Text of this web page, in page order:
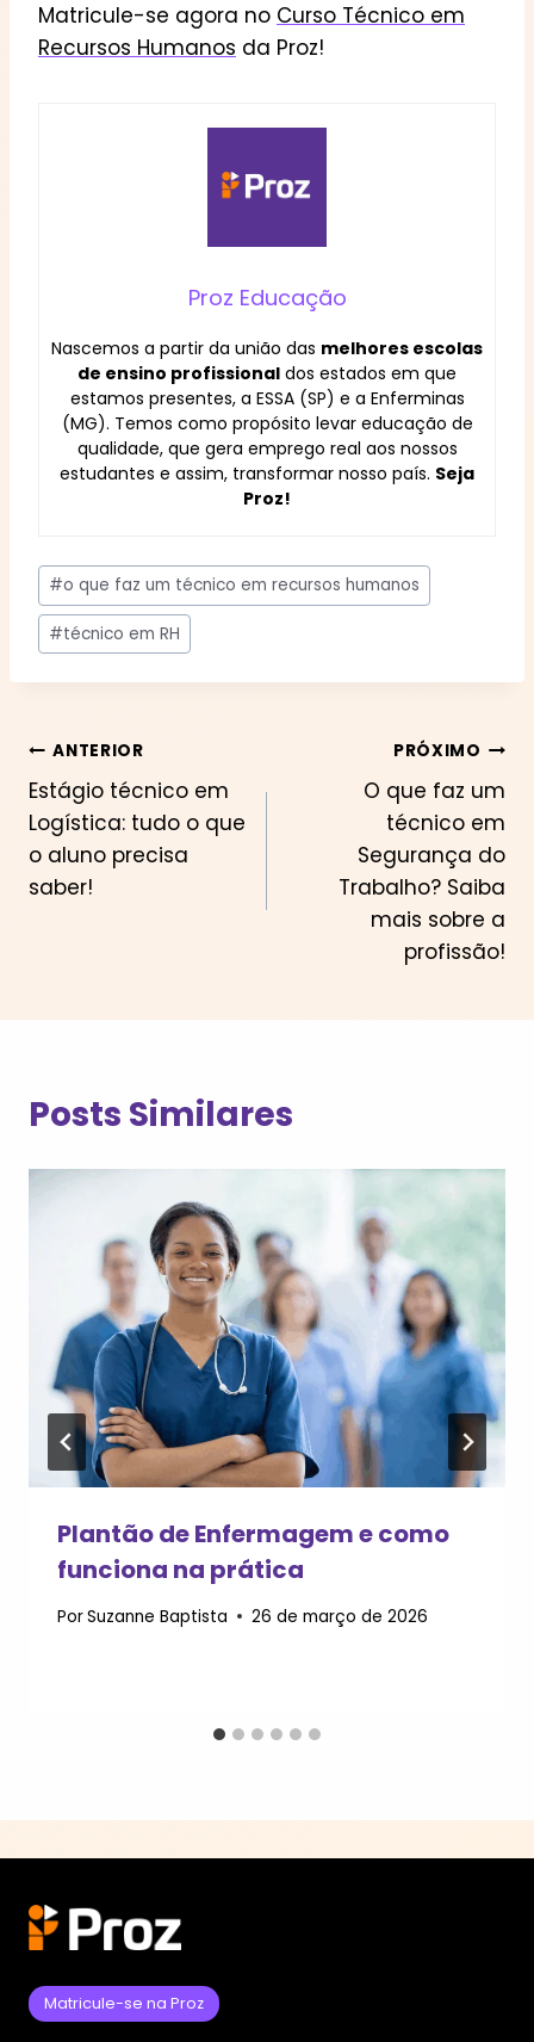
Matricule-se agora no Curso Técnico em
Recursos Humanos da Proz!
Proz Educação
Nascemos a partir da união das melhores escolas
de ensino profissional dos estados em que
estamos presentes, a ESSA (SP) e a Enferminas
(MG). Temos como propósito levar educação de
qualidade, que gera emprego real aos nossos
estudantes e assim, transformar nosso país. Seja
Proz!
Tags
do
Post:
#o que faz um técnico em recursos humanos
#técnico em RH
Navegação
de
Post
ANTERIOR
Estágio técnico em
Logística: tudo o que
o aluno precisa
saber!
PRÓXIMO
O que faz um
técnico em
Segurança do
Trabalho? Saiba
mais sobre a
profissão!
Posts Similares
Plantão de Enfermagem e como
funciona na prática
PorSuzanne Baptista 26 de março de 2026
Matricule-se na Proz